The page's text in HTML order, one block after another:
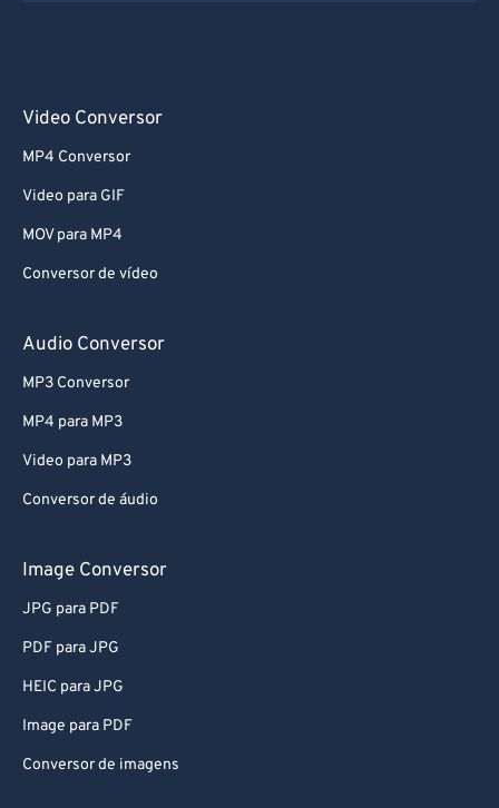
Video Conversor
MP4 Conversor
Video para GIF
MOV para MP4
Conversor de vídeo
Audio Conversor
MP3 Conversor
MP4 para MP3
Video para MP3
Conversor de áudio
Image Conversor
JPG para PDF
PDF para JPG
HEIC para JPG
Image para PDF
Conversor de imagens